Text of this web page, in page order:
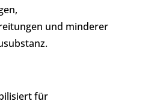
und minderer
für